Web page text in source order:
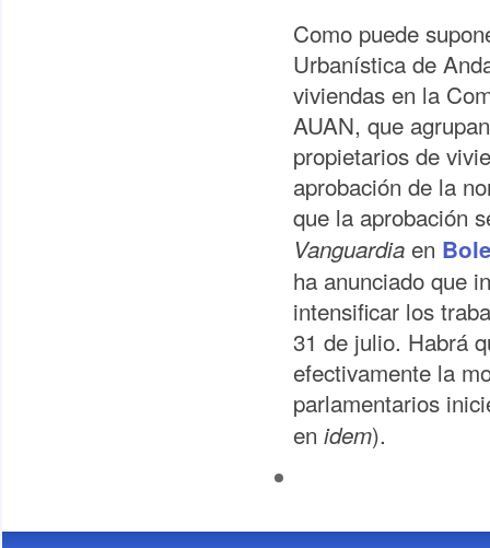
Como puede
Urbanística de
viviendas en la
AUAN, que
propietarios de
aprobación de la
que la aprobación
Vanguardia en
ha anunciado que
intensificar los
31 de julio. Habrá
efectivamente la
parlamentarios
en idem).